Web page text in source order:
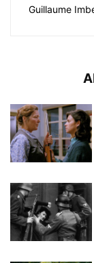
Guillaume